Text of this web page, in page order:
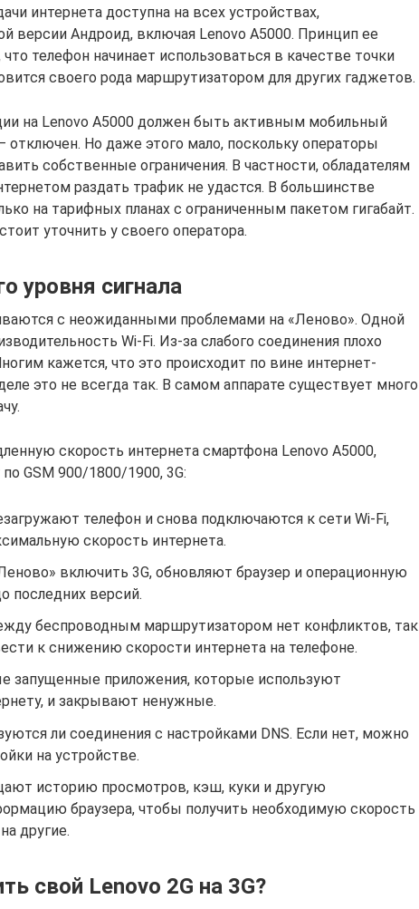
интернета доступна на всех устройствах,
версии Андроид, включая Lenovo A5000. Принцип ее
телефон начинает использоваться в качестве точки
своего рода маршрутизатором для других гаджетов.
на Lenovo A5000 должен быть активным мобильный
– отключен. Но даже этого мало, поскольку операторы
собственные ограничения. В частности, обладателям
раздать трафик не удастся. В большинстве
на тарифных планах с ограниченным пакетом гигабайт.
уточнить у своего оператора.
уровня сигнала
с неожиданными проблемами на «Леново». Одной
Wi-Fi. Из-за слабого соединения плохо
кажется, что это происходит по вине интернет-
это не всегда так. В самом аппарате существует много
скорость интернета смартфона Lenovo A5000,
GSM 900/1800/1900, 3G:
телефон и снова подключаются к сети Wi-Fi,
скорость интернета.
включить 3G, обновляют браузер и операционную
последних версий.
беспроводным маршрутизатором нет конфликтов, так
к снижению скорости интернета на телефоне.
запущенные приложения, которые используют
и закрывают ненужные.
ли соединения с настройками DNS. Если нет, можно
на устройстве.
историю просмотров, кэш, куки и другую
браузера, чтобы получить необходимую скорость
другие.
свой Lenovo 2G на 3G?